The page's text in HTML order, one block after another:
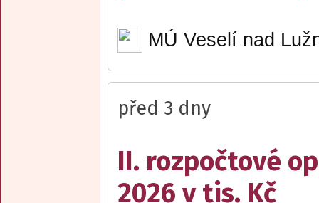
MÚ Veselí nad
před 3 dny
II. rozpočtové
2026 v tis. Kč